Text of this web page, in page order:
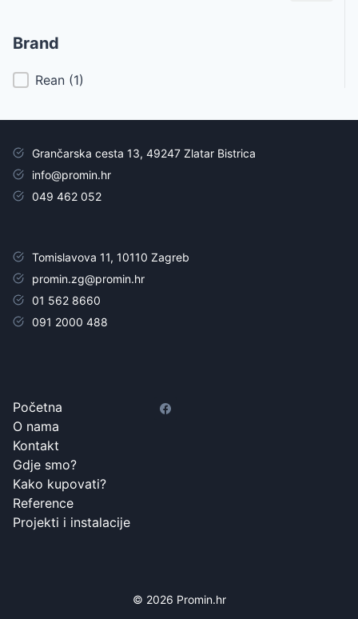
Brand
Brand
Rean (1)
Grančarska cesta 13, 49247 Zlatar Bistrica
info@promin.hr
049 462 052
Tomislavova 11, 10110 Zagreb
promin.zg@promin.hr
01 562 8660
091 2000 488
Početna
O nama
Kontakt
Gdje smo?
Kako kupovati?
Reference
Projekti i instalacije
© 2026 Promin.hr